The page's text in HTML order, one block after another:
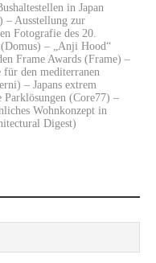
in Japan
– Ausstellung zur
Fotografie des 20.
(Domus) – „Anji Hood“
Frame Awards (Frame) –
für den mediterranen
– Japans extrem
Parklösungen (Core77) –
Wohnkonzept in
Digest)